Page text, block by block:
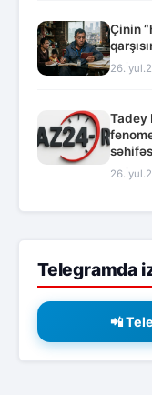
Çinin
Tadey
Telegramda
📲